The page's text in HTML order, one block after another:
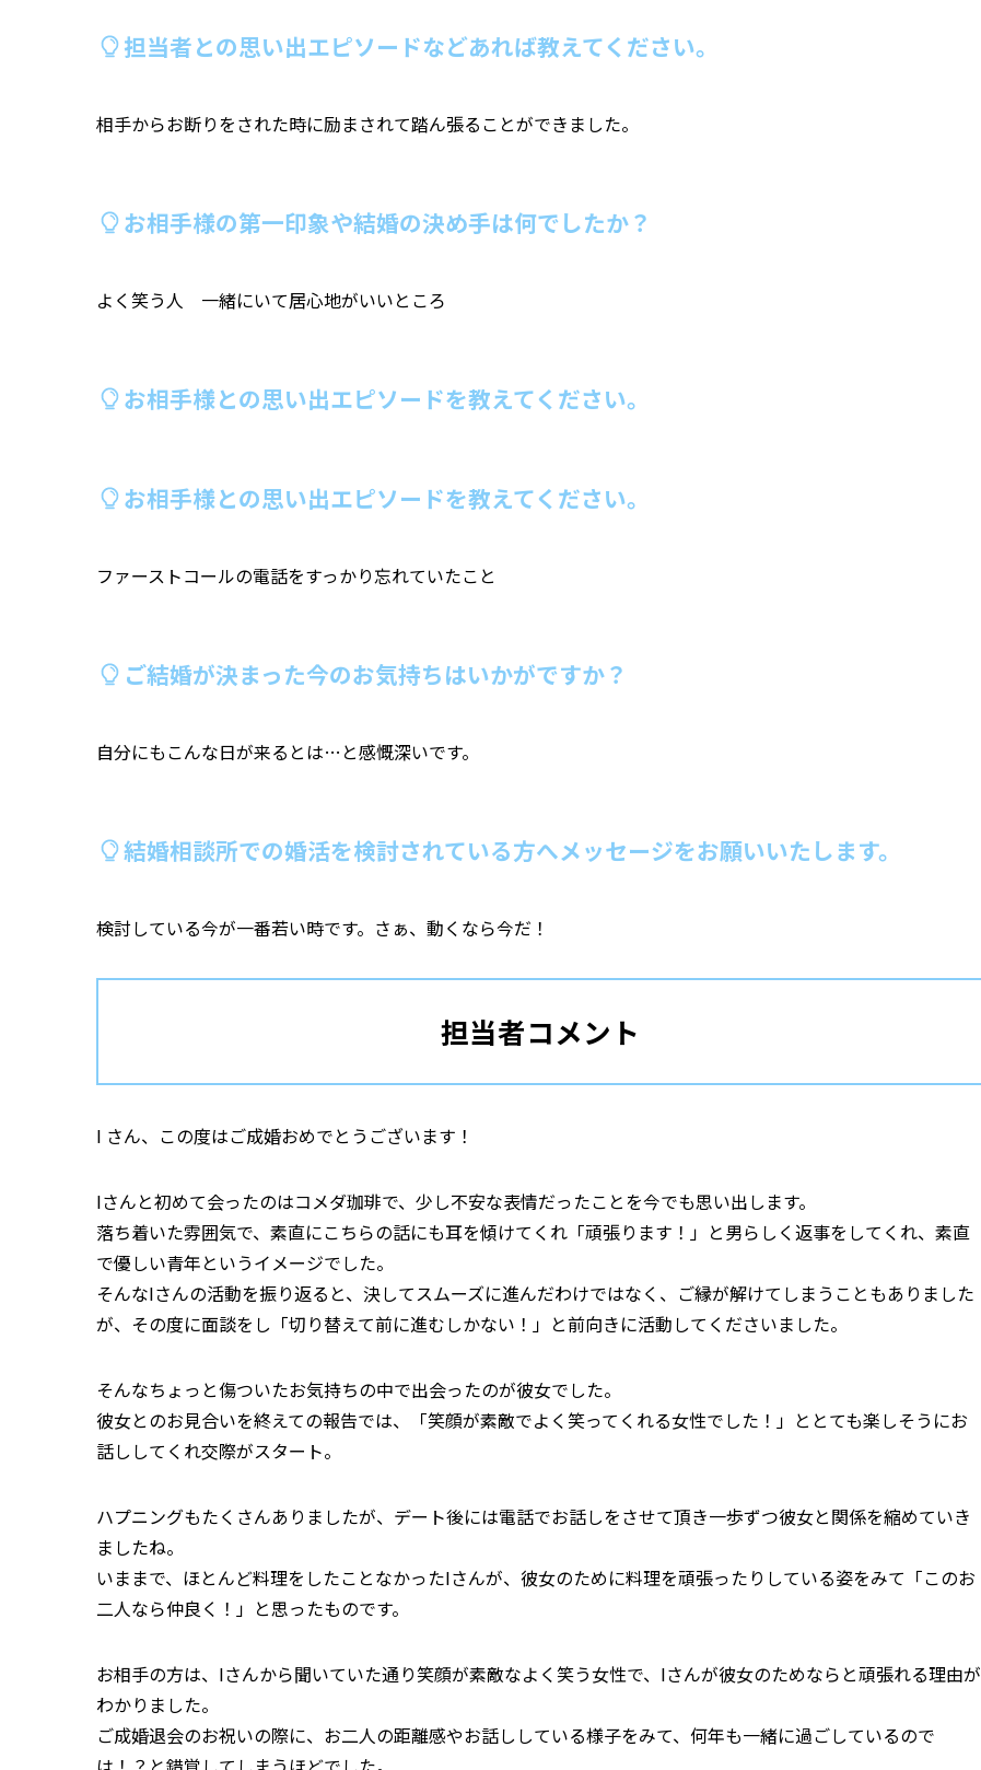
担当者との思い出エピソードなどあれば教えてください。
相手からお断りをされた時に励まされて踏ん張ることができました。
お相手様の第一印象や結婚の決め手は何でしたか？
よく笑う人 一緒にいて居心地がいいところ
お相手様との思い出エピソードを教えてください。
お相手様との思い出エピソードを教えてください。
ファーストコールの電話をすっかり忘れていたこと
ご結婚が決まった今のお気持ちはいかがですか？
自分にもこんな日が来るとは…と感慨深いです。
結婚相談所での婚活を検討されている方へメッセージをお願いいたします。
検討している今が一番若い時です。さぁ、動くなら今だ！
担当者コメント
I さん、この度はご成婚おめでとうございます！
Iさんと初めて会ったのはコメダ珈琲で、少し不安な表情だったことを今でも思い出します。
落ち着いた雰囲気で、素直にこちらの話にも耳を傾けてくれ「頑張ります！」と男らしく返事をしてくれ、素直
で優しい青年というイメージでした。
そんなIさんの活動を振り返ると、決してスムーズに進んだわけではなく、ご縁が解けてしまうこともありました
が、その度に面談をし「切り替えて前に進むしかない！」と前向きに活動してくださいました。
そんなちょっと傷ついたお気持ちの中で出会ったのが彼女でした。
彼女とのお見合いを終えての報告では、「笑顔が素敵でよく笑ってくれる女性でした！」ととても楽しそうにお
話ししてくれ交際がスタート。
ハプニングもたくさんありましたが、デート後には電話でお話しをさせて頂き一歩ずつ彼女と関係を縮めていき
ましたね。
いままで、ほとんど料理をしたことなかったIさんが、彼女のために料理を頑張ったりしている姿をみて「このお
二人なら仲良く！」と思ったものです。
お相手の方は、Iさんから聞いていた通り笑顔が素敵なよく笑う女性で、Iさんが彼女のためならと頑張れる理由が
わかりました。
ご成婚退会のお祝いの際に、お二人の距離感やお話ししている様子をみて、何年も一緒に過ごしているので